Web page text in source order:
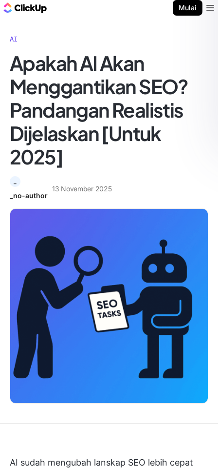
Mulai
AI
Apakah AI Akan
Menggantikan SEO?
Pandangan Realistis
Dijelaskan [Untuk
2025]
_no-author
13 November 2025
AI sudah mengubah lanskap SEO lebih cepat